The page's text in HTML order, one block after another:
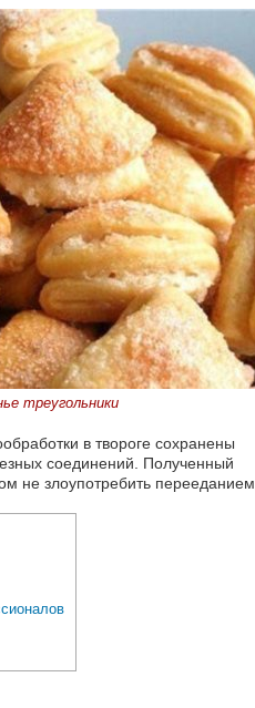
треугольники
в твороге сохранены
соединений. Полученный
не злоупотребить перееданием.